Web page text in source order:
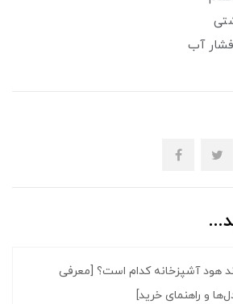
آب
هود آشپزخانه کدام است؟ [معرفی
و راهنمای خرید]